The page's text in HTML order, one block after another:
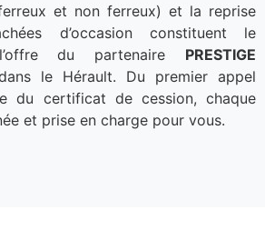
et non ferreux) et la reprise
d’occasion constituent le
du partenaire PRESTIGE
le Hérault. Du premier appel
du certificat de cession, chaque
et prise en charge pour vous.